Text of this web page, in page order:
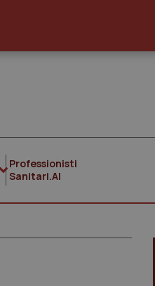
Professionisti
Sanitari.AI